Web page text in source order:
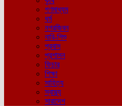
গণমাধ্যম
ধর্ম
নগরজিবন
নারি-শিশু
প্রবাস
প্রশাসন
ফিচার
শিক্ষা
সাহিত্য
স্বাস্থ্য
সারাদেশ